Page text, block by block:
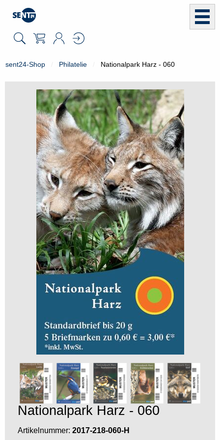
sent24-Shop Philatelie Nationalpark Harz - 060
Nationalpark Harz - 060
Artikelnummer: 2017-218-060-H